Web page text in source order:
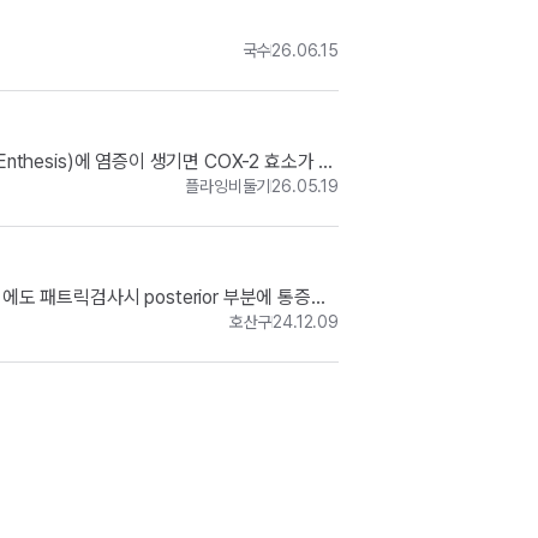
국수26.06.15
에 염증이 생기면 COX-2 효소가 과
플라잉비둘기26.05.19
도 패트릭검사시 posterior 부분에 통증이
호산구24.12.09